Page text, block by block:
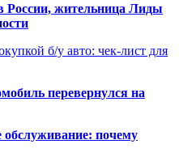
России, жительница Лиды
б/у авто: чек-лист для
перевернулся на
обслуживание: почему